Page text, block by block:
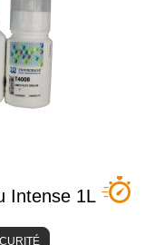
Intense 1L